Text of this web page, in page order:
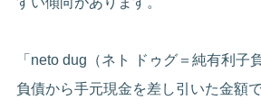
「neto dug（ネト ドゥグ＝純有利子
負債から手元現金を差し引いた金額で